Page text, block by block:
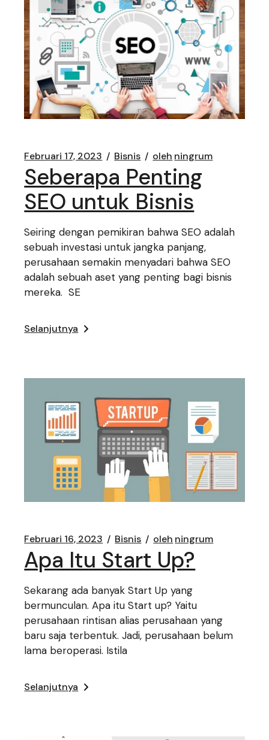
Februari 17, 2023 Bisnis oleh ningrum
Seberapa Penting
SEO untuk Bisnis
Seiring dengan pemikiran bahwa SEO adalah
sebuah investasi untuk jangka panjang,
perusahaan semakin menyadari bahwa SEO
adalah sebuah aset yang penting bagi bisnis
mereka. SE
Selanjutnya
Februari 16, 2023 Bisnis oleh ningrum
Apa Itu Start Up?
Sekarang ada banyak Start Up yang
bermunculan. Apa itu Start up? Yaitu
perusahaan rintisan alias perusahaan yang
baru saja terbentuk. Jadi, perusahaan belum
lama beroperasi. Istila
Selanjutnya